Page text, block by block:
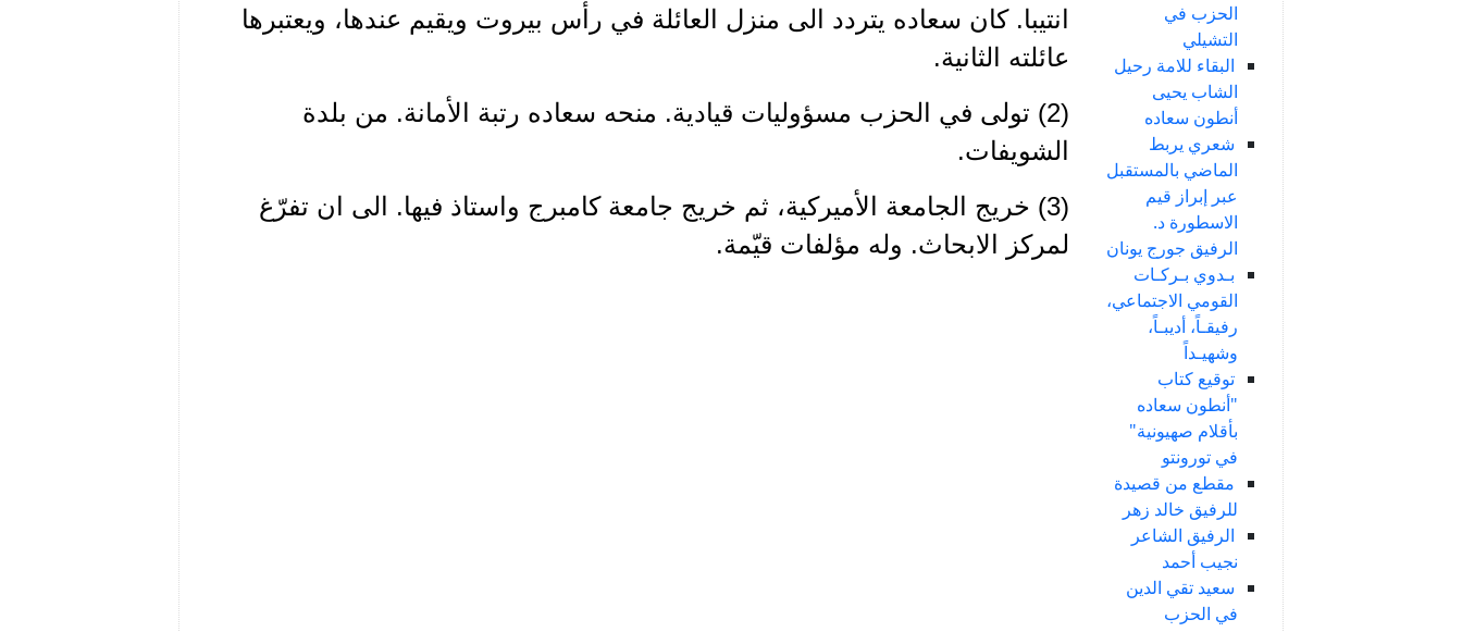
الحزب في
التشيلي
البقاء للامة رحيل
الشاب يحيى
أنطون سعاده
شعري يربط
الماضي بالمستقبل
عبر إبراز قيم
الاسطورة د.
الرفيق جورج يونان
بـدوي بـركـات
القومي الاجتماعي،
رفيقـاً، أديبـاً،
وشهيـداً
توقيع كتاب
"أنطون سعاده
بأقلام صهيونية"
في تورونتو
مقطع من قصيدة
للرفيق خالد زهر
الرفيق الشاعر
نجيب أحمد
سعيد تقي الدين
في الحزب
انتيبا. كان سعاده يتردد الى منزل العائلة في رأس بيروت ويقيم عندها، ويعتبرها
عائلته الثانية.
(2) تولى في الحزب مسؤوليات قيادية. منحه سعاده رتبة الأمانة. من بلدة
الشويفات.
(3) خريج الجامعة الأميركية، ثم خريج جامعة كامبرج واستاذ فيها. الى ان تفرّغ
لمركز الابحاث. وله مؤلفات قيّمة.